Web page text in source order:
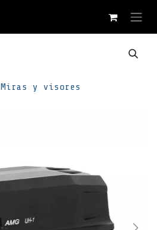
Miras y visores